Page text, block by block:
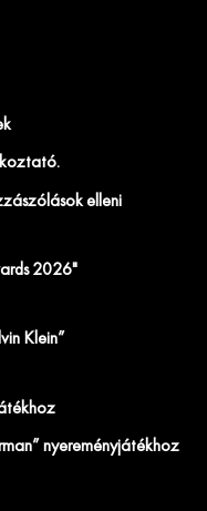
elleni
2026"
Klein”
nyereményjátékhoz